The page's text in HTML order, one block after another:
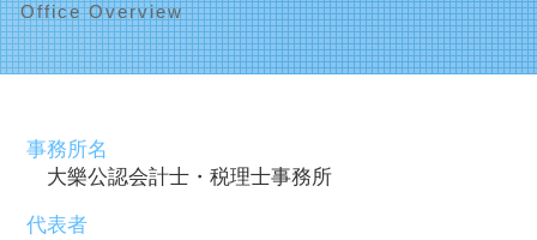
Office Overview
事務所名
大樂公認会計士・税理士事務所
代表者